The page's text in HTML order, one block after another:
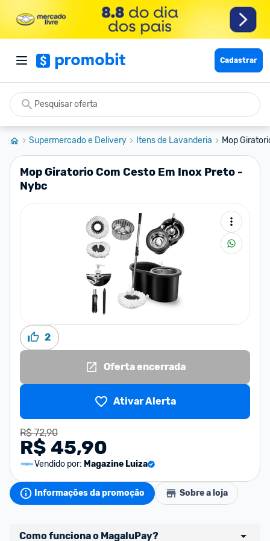
Cadastrar
Supermercado e Delivery Itens de Lavanderia Mop
Mop Giratorio Com Cesto Em Inox Preto -
Nybc
2
Oferta encerrada
Ativar Alerta
R$ 72,90
R$ 45,90
Vendido por: Magazine Luiza
Informações da promoção Sobre a loja
Como funciona o MagaluPay?